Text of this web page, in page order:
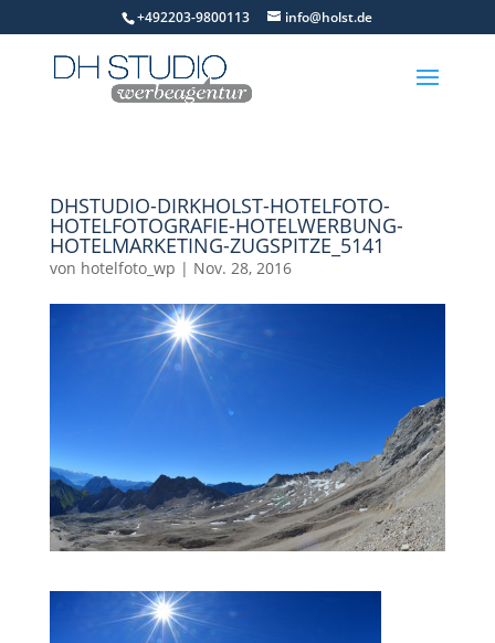
+492203-9800113 info@holst.de
DHSTUDIO-DIRKHOLST-HOTELFOTO-
HOTELFOTOGRAFIE-HOTELWERBUNG-
HOTELMARKETING-ZUGSPITZE_5141
von hotelfoto_wp | Nov. 28, 2016